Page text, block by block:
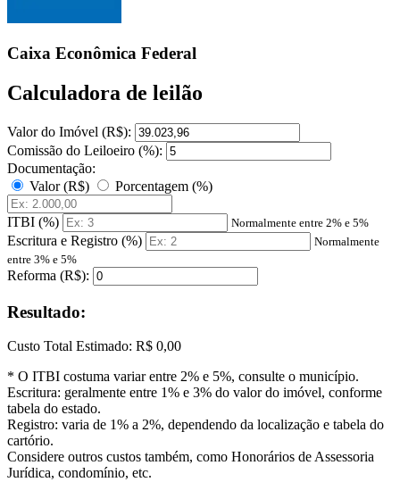
Caixa Econômica Federal
Calculadora de leilão
Valor do Imóvel (R$):
Comissão do Leiloeiro (%):
Documentação:
Valor (R$)
Porcentagem (%)
ITBI (%) Normalmente entre 2% e 5%
Escritura e Registro (%)
Normalmente
entre 3% e 5%
Reforma (R$):
Resultado:
Custo Total Estimado: R$ 0,00
* O ITBI costuma variar entre 2% e 5%, consulte o município.
Escritura: geralmente entre 1% e 3% do valor do imóvel, conforme
tabela do estado.
Registro: varia de 1% a 2%, dependendo da localização e tabela do
cartório.
Considere outros custos também, como Honorários de Assessoria
Jurídica, condomínio, etc.